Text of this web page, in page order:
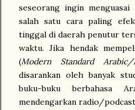
seseorang ingin
salah satu cara paling
tinggal di daerah penutur
waktu. Jika hendak
(Modern Standard Arabic/
disarankan oleh banyak
buku-buku berbahasa
mendengarkan radio/